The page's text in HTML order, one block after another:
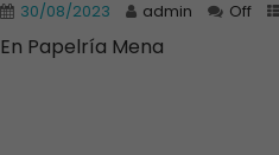
30/08/2023 admin Off
En Papelría Mena